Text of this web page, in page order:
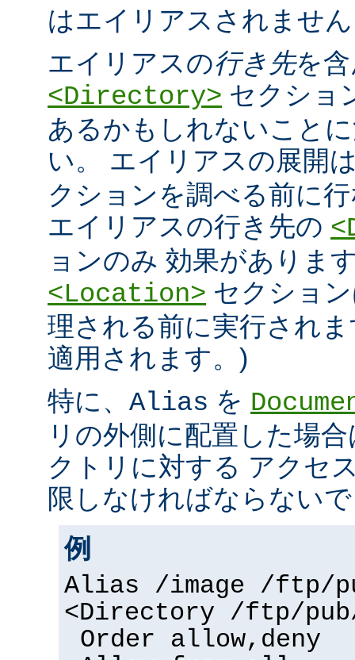
はエイリアスされませ
エイリアスの行き先を
<Directory> セクショ
あるかもしれないこと
い。 エイリアスの展開
クションを調べる前に
エイリアスの行き先の
ョンのみ 効果がありま
<Location> セクショ
理される前に実行され
適用されます。)
特に、 Alias を
リの外側に配置した場
クトリに対する アクセ
限しなければならない
例
Alias /image /ftp/
<Directory /ftp/pub/
Order allow,deny